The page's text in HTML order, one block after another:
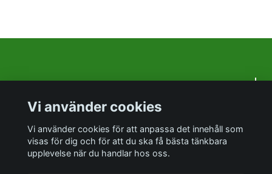
Om oss
Sociala medier
Vi använder cookies
Vi använder cookies för att anpassa det innehåll som
visas för dig och för att du ska få bästa tänkbara
upplevelse när du handlar hos oss.